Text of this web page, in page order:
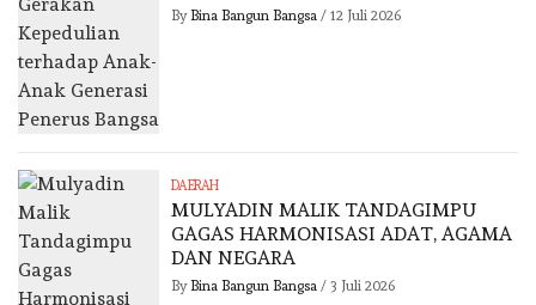
By Bina Bangun Bangsa / 12 Juli 2026
DAERAH
MULYADIN MALIK TANDAGIMPU
GAGAS HARMONISASI ADAT, AGAMA
DAN NEGARA
By Bina Bangun Bangsa / 3 Juli 2026